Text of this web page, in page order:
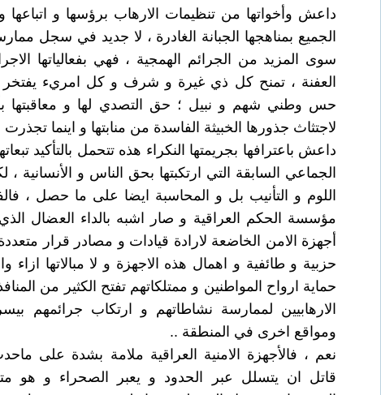
داعش وأخواتها من تنظيمات الارهاب برؤسها و
الجميع بمناهجها الجبانة الغادرة ، لا جديد في سجل
سوى المزيد من الجرائم الهمجية ، فهي بفعالياتها
العفنة ، تمنح كل ذي غيرة و شرف و كل امريء يفتخر
حس وطني شهم و نبيل ؛ حق التصدي لها و
لاجتثاث جذورها الخبيثة الفاسدة من منابتها و اينما تجذرت
داعش باعترافها بجريمتها النكراء هذه تتحمل بالتأكيد
الجماعي السابقة التي ارتكبتها بحق الناس و
اللوم و التأنيب بل و المحاسبة ايضا على ما حصل ،
مؤسسة الحكم العراقية و صار اشبه بالداء العضال
أجهزة الامن الخاضعة لارادة قيادات و مصادر قرار
حزبية و طائفية و اهمال هذه الاجهزة و لا مبالاتها ازاء
حماية ارواح المواطنين و ممتلكاتهم تفتح الكثير من
الارهابيين لممارسة نشاطاتهم و ارتكاب جرائمهم
ومواقع اخرى في المنطقة ..
نعم ، فالأجهزة الامنية العراقية ملامة بشدة على
قاتل ان يتسلل عبر الحدود و يعبر الصحراء و هو